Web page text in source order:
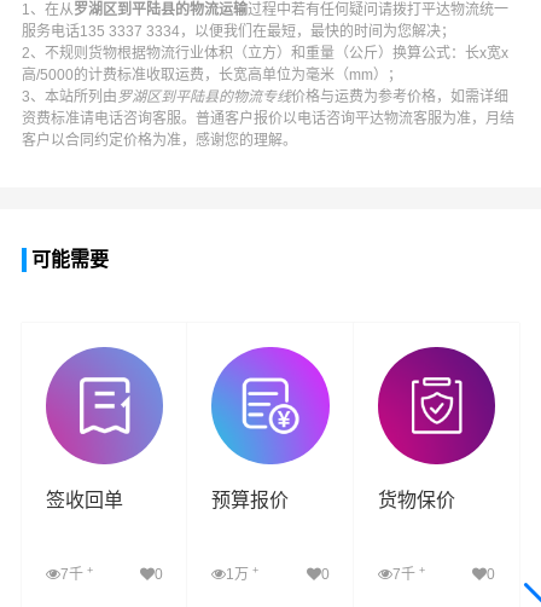
1、在从罗湖区到平陆县的物流运输过程中若有任何疑问请拨打 平达物流统一
服务电话135 3337 3334，以便我们在最短，最快的时间为您解决；
2、不规则货物根据物流行业体积（立方）和重量（公斤）换算公式：长x宽x
高/5000的计费标准收取运费，长宽高单位为毫米（mm）；
3、本站所列由 罗湖区到平陆县的物流专线价格与运费为参考价格，如需详细
资费标准请电话咨询客服。普通客户报价以电话咨询平达物流客服为准，月结
客户以合同约定价格为准，感谢您的理解。
可能需要
签收回单
7千 + 0
预算报价
1万+ 0
货物保价
7千 + 0